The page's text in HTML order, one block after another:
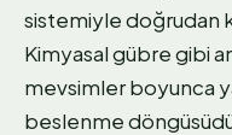
sistemiyle doğrudan
Kimyasal gübre gibi
mevsimler boyunca
beslenme